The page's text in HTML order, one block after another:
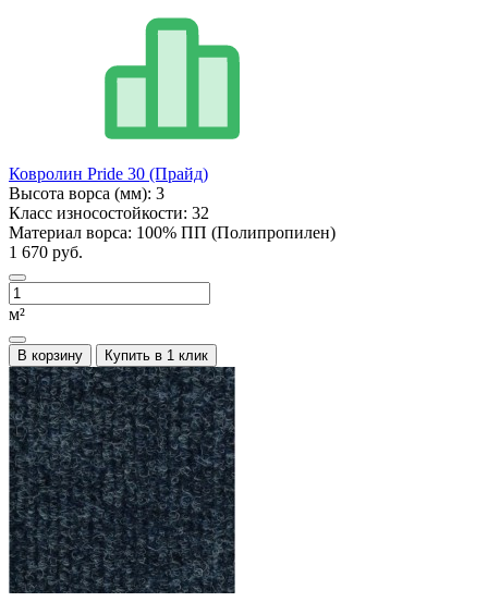
Ковролин Pride 30 (Прайд)
Высота ворса (мм): 3
Класс износостойкости: 32
Материал ворса: 100% ПП (Полипропилен)
1 670 руб.
м²
В корзину Купить в 1 клик